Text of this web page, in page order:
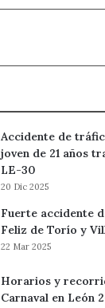
Accidente de
joven de 21 años
LE-30
20 Dic 2025
Fuerte accidente
Feliz de Torío y
22 Mar 2025
Horarios y
Carnaval en León